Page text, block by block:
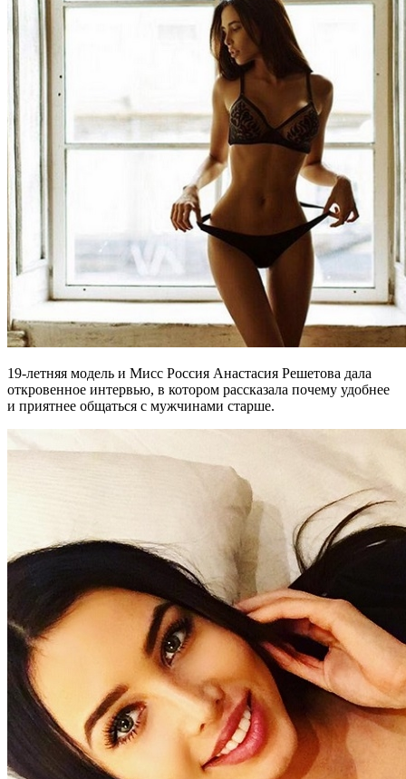
19-летняя модель и Мисс Россия Анастасия Решетова дала
откровенное интервью, в котором рассказала почему удобнее
и приятнее общаться с мужчинами старше.